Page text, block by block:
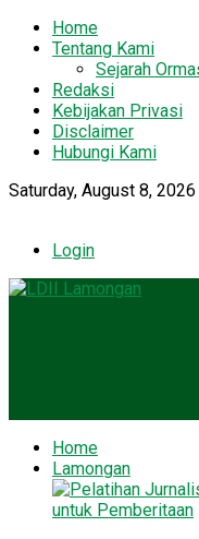
Home
Tentang Kami
Sejarah
Redaksi
Kebijakan Privasi
Disclaimer
Hubungi Kami
Saturday, August 8, 2026
Login
Home
Lamongan